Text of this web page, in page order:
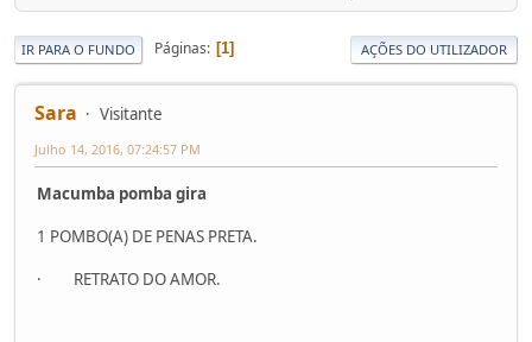
IR PARA O FUNDO Páginas 1 AÇÕES DO UTILIZADOR
Sara Visitante
Julho 14, 2016, 07:24:57 PM
Macumba pomba gira
1 POMBO(A) DE PENAS PRETA.
· RETRATO DO AMOR.